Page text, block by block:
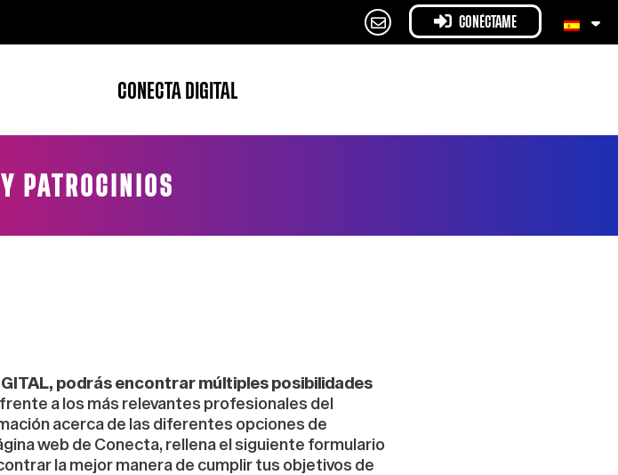
CONÉCTAME
CONECTA DIGITAL
PATROCINIOS
podrás encontrar múltiples posibilidades
frente a los más relevantes profesionales del
acerca de las diferentes opciones de
web de Conecta, rellena el siguiente formulario
la mejor manera de cumplir tus objetivos de